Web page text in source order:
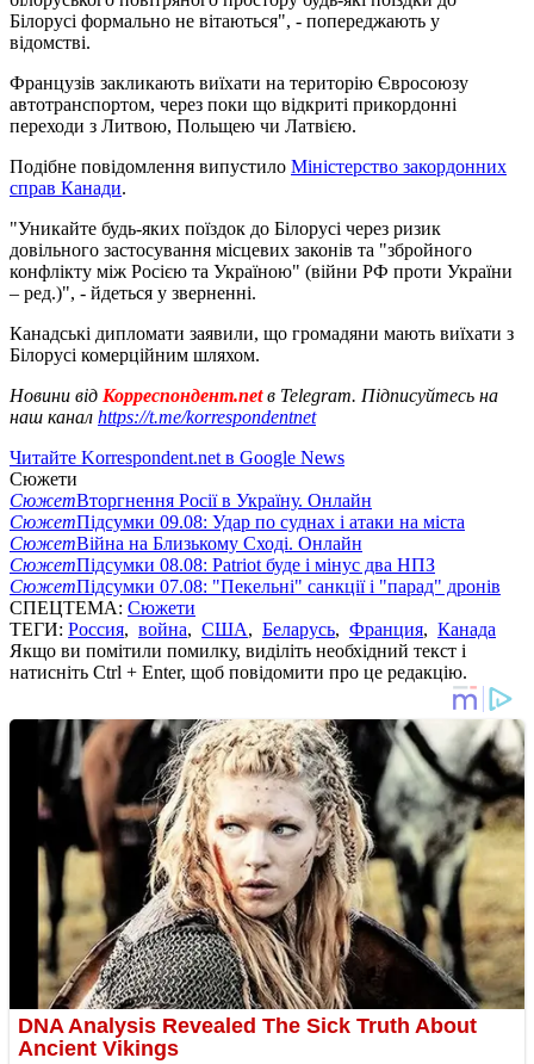
Білорусі формально не вітаються", - попереджають у
відомстві.
Французів закликають виїхати на територію Євросоюзу
автотранспортом, через поки що відкриті прикордонні
переходи з Литвою, Польщею чи Латвією.
Подібне повідомлення випустило Міністерство закордонних
справ Канади.
"Уникайте будь-яких поїздок до Білорусі через ризик
довільного застосування місцевих законів та "збройного
конфлікту між Росією та Україною" (війни РФ проти України
– ред.)", - йдеться у зверненні.
Канадські дипломати заявили, що громадяни мають виїхати з
Білорусі комерційним шляхом.
Новини від Корреспондент.netв Telegram. Підписуйтесь на
наш канал https://t.me/korrespondentnet
Читайте Korrespondent.net в Google News
Сюжети
СюжетВторгнення Росії в Україну. Онлайн
СюжетПідсумки 09.08: Удар по суднах і атаки на міста
СюжетВійна на Близькому Сході. Онлайн
СюжетПідсумки 08.08: Patriot буде і мінус два НПЗ
СюжетПідсумки 07.08: "Пекельні" санкції і "парад" дронів
СПЕЦТЕМА: Сюжети
ТЕГИ: Россия, война, США, Беларусь, Франция, Канада
Якщо ви помітили помилку, виділіть необхідний текст і
натисніть Ctrl + Enter, щоб повідомити про це редакцію.